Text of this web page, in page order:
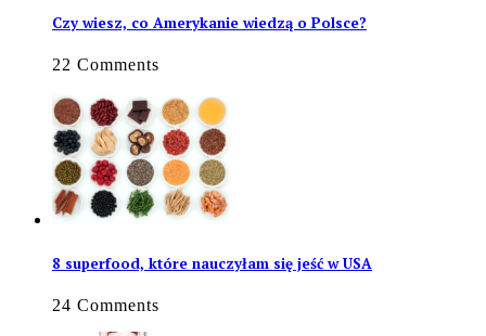
Czy wiesz, co Amerykanie wiedzą o Polsce?
22 Comments
8 superfood, które nauczyłam się jeść w USA
24 Comments